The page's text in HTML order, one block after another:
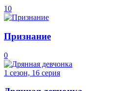
10
Признание
0
1 сезон, 16 серия